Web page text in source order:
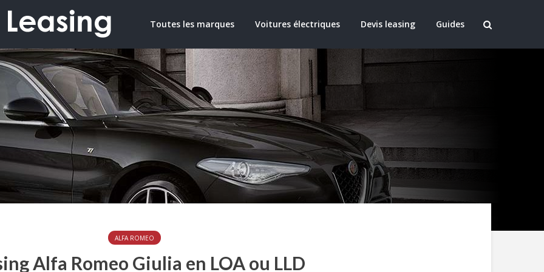
Toutes les marques Voitures électriques Devis leasing Guides
ALFA ROMEO
Alfa Romeo Giulia en LOA ou LLD